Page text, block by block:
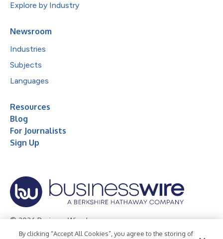
Explore by Industry
Newsroom
Industries
Subjects
Languages
Resources
Blog
For Journalists
Sign Up
© 2026 Business Wire, Inc.
By clicking “Accept All Cookies”, you agree to the storing of